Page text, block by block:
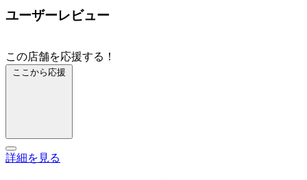
ユーザーレビュー
この店舗を応援する！
ここから応援
詳細を見る